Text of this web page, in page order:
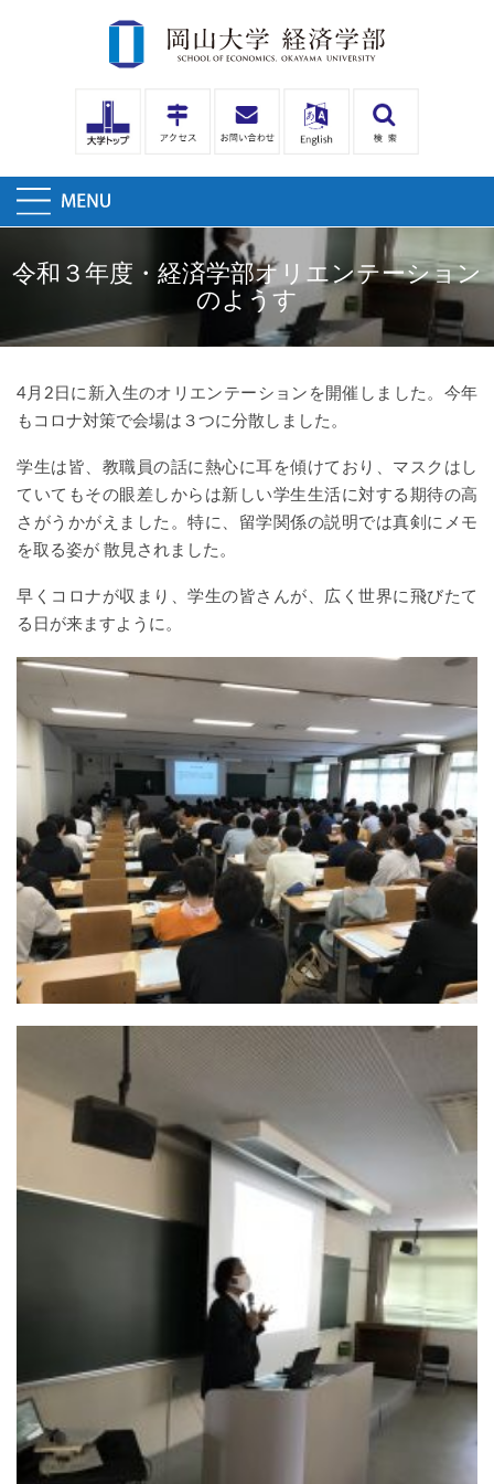
令和３年度・経済学部オリエンテーション
のようす
4月2日に新入生のオリエンテーションを開催しました。今年
もコロナ対策で会場は３つに分散しました。
学生は皆、教職員の話に熱心に耳を傾けており、マスクはし
ていてもその眼差しからは新しい学生生活に対する期待の高
さがうかがえました。特に、留学関係の説明では真剣にメモ
を取る姿が 散見されました。
早くコロナが収まり、学生の皆さんが、広く世界に飛びたて
る日が来ますように。